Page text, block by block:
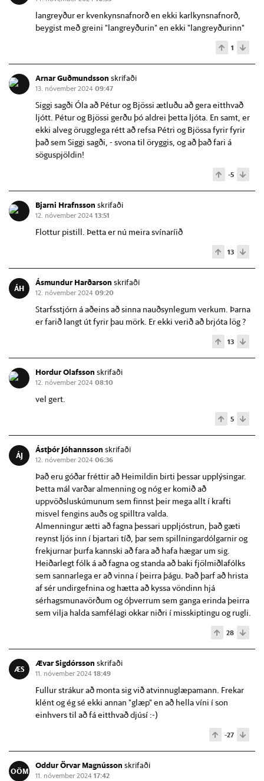
langreyður er kvenkynsnafnorð en ekki karlkynsnafnorð,
beygist með greini "langreyðurin" en ekki "langreyðurinn"
1
Arnar Guðmundsson skrifaði
13. nóvember 202409:47
Siggi sagði Óla að Pétur og Bjössi ætluðu að gera eitthvað
ljótt. Pétur og Bjössi gerðu þó aldrei þetta ljóta. En samt, er
ekki alveg örugglega rétt að refsa Pétri og Bjössa fyrir fyrir
það sem Siggi sagði, - svona til öryggis, og að það fari á
söguspjöldin!
-5
Bjarni Hrafnsson skrifaði
12. nóvember 202413:51
Flottur pistill. Þetta er nú meira svínaríið
13
ÁH
Ásmundur Harðarson skrifaði
12. nóvember 202409:20
Starfsstjórn á aðeins að sinna nauðsynlegum verkum. Þarna
er farið langt út fyrir þau mörk. Er ekki verið að brjóta lög ?
13
Hordur Olafsson skrifaði
12. nóvember 202408:10
vel gert.
5
ÁJ
Ástþór Jóhannsson skrifaði
12. nóvember 202406:36
Það eru góðar fréttir að Heimildin birti þessar upplýsingar.
Þetta mál varðar almenning og nóg er komið að
uppvöðsluskúmunum sem finnst þeir mega allt í krafti
misvel fengins auðs og spilltra valda.
Almenningur ætti að fagna þessari uppljóstrun, það gæti
reynst ljós inn í bjartari tíð, þar sem spillningardólgarnir og
frekjurnar þurfa kannski að fara að hafa hægar um sig.
Heiðarlegt fólk á að fagna og standa að baki fjölmiðlafólks
sem sannarlega er að vinna í þeirra þágu. Það þarf að hrista
af sér undirgefnina og hætta að kyssa vöndinn hjá
sérhagsmunavörðum og óþverrum sem ganga erinda þeirra
sem vilja halda samfélagi okkar niðri í misskiptingu og rugli.
28
ÆS
Ævar Sigdórsson skrifaði
11. nóvember 202418:49
Fullur strákur að monta sig við atvinnuglæpamann. Frekar
klént og ég sé ekki annan "glæp" en að hella víni í son
einhvers til að fá eitthvað djúsí :-)
-27
OÖM
Oddur Örvar Magnússon skrifaði
11. nóvember 202417:42